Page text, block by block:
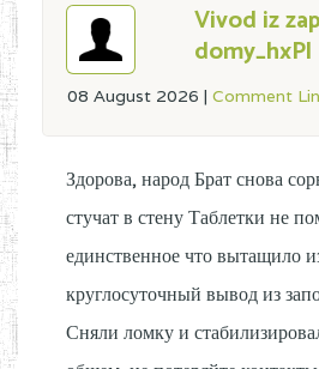
Vivod iz
domy_hxPl
08 August 2026 | Comment
Здорова, народ Брат снова
стучат в стену Таблетки не
единственное что вытащило
круглосуточный вывод из
Сняли ломку и